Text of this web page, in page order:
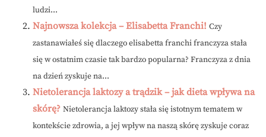
ludzi...
Najnowsza kolekcja – Elisabetta Franchi! Czy
zastanawiałeś się dlaczego elisabetta franchi franczyza stała
się w ostatnim czasie tak bardzo popularna? Franczyza z dnia
na dzień zyskuje na...
Nietolerancja laktozy a trądzik – jak dieta wpływa na
skórę? Nietolerancja laktozy stała się istotnym tematem w
kontekście zdrowia, a jej wpływ na naszą skórę zyskuje coraz